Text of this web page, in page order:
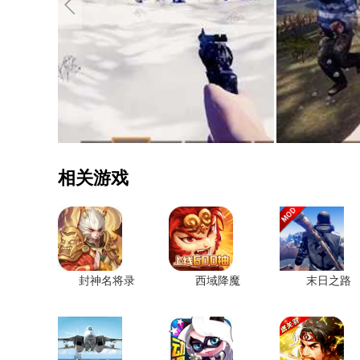
相关游戏
封神名将录 西域降魔 末日之路